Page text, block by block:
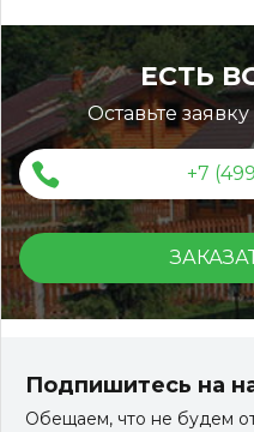
ЕСТЬ
Оставьте
+7
Подпишитесь на
Обещаем, что не будем